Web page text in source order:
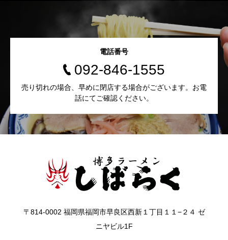
電話番号
092-846-1555
売り切れの場合、早めに閉店する場合がございます。お電
話にてご確認ください。
〒814-0002 福岡県福岡市早良区西新１丁目１１−２４ ゼ
ニヤビル1F